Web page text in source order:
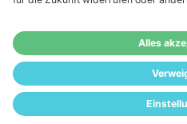
Das Angebot
nicht an Wiederverkäufer.
registrieren Sie sich bitte